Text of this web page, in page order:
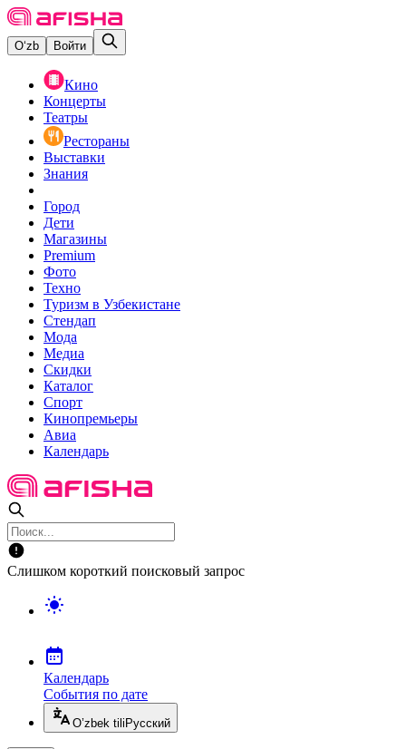
O‘zb Войти
Кино
Концерты
Театры
Рестораны
Выставки
Знания
Город
Дети
Магазины
Premium
Фото
Техно
Туризм в Узбекистане
Стендап
Мода
Медиа
Скидки
Каталог
Спорт
Кинопремьеры
Авиа
Календарь
Слишком короткий поисковый запрос
Календарь
События по дате
O’zbek tili Русский